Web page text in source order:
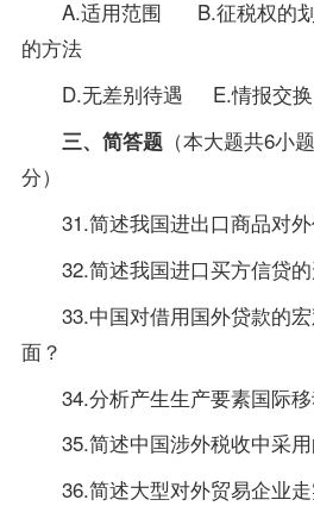
A.适用范围 B.征税权的划
的方法
D.无差别待遇 E.情报交换
三、简答题（本大题共6小
分）
31.简述我国进出口商品对外
32.简述我国进口买方信贷的
33.中国对借用国外贷款的宏
面？
34.分析产生生产要素国际移
35.简述中国涉外税收中采用
36.简述大型对外贸易企业走